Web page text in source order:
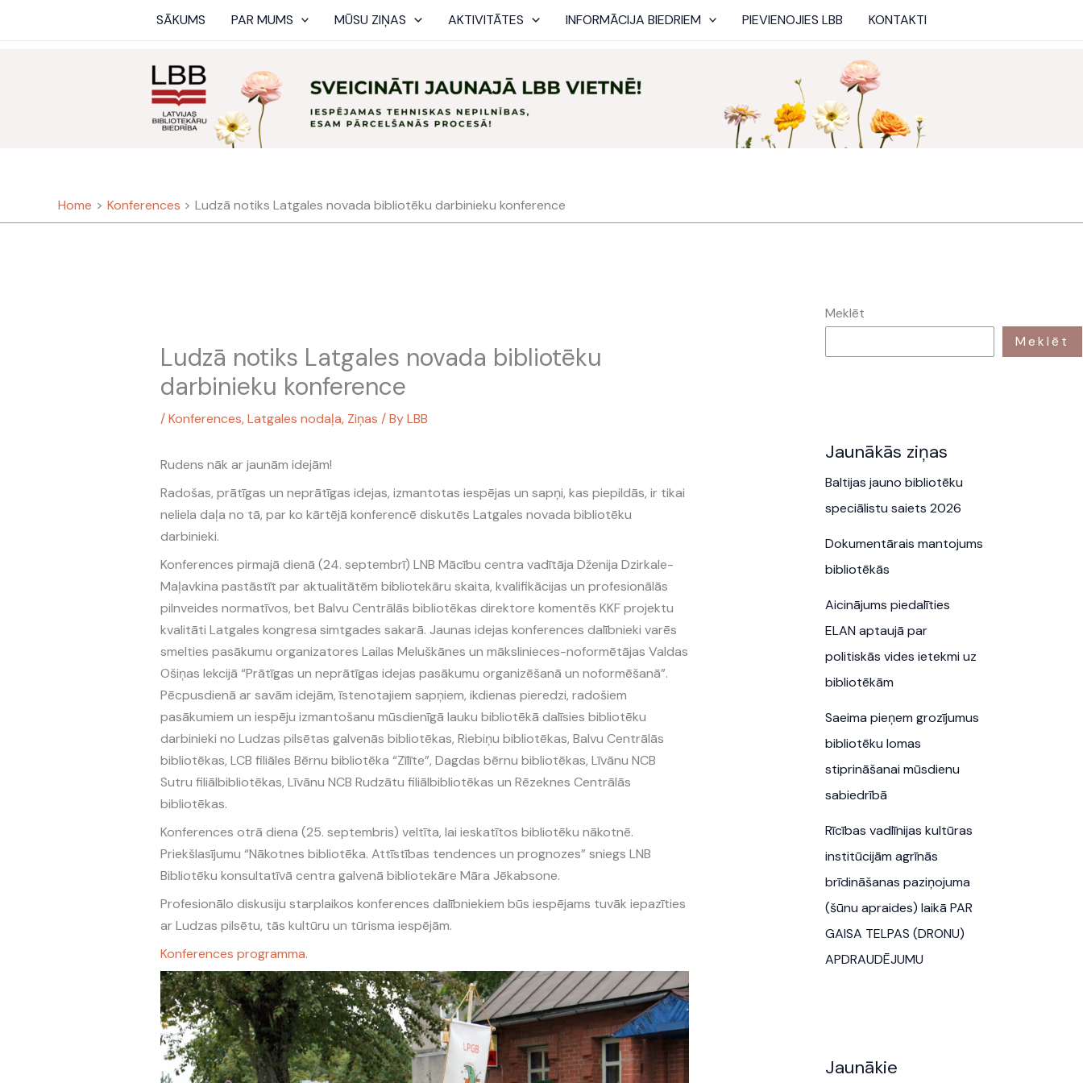
SĀKUMS PAR MUMS MŪSU ZIŅAS AKTIVITĀTES INFORMĀCIJA BIEDRIEM PIEVIENOJIES LBB KONTAKTI
Home Konferences Ludzā notiks Latgales novada bibliotēku darbinieku konference
Ludzā notiks Latgales novada bibliotēku
darbinieku konference
/Konferences,Latgales nodaļa, Ziņas / ByLBB
Rudens nāk ar jaunām idejām!
Radošas, prātīgas un neprātīgas idejas, izmantotas iespējas un sapņi, kas piepildās, ir tikai
neliela daļa no tā, par ko kārtējā konferencē diskutēs Latgales novada bibliotēku
darbinieki.
Konferences pirmajā dienā (24. septembrī) LNB Mācību centra vadītāja Dženija Dzirkale-
Maļavkina pastāstīt par aktualitātēm bibliotekāru skaita, kvalifikācijas un profesionālās
pilnveides normatīvos, bet Balvu Centrālās bibliotēkas direktore komentēs KKF projektu
kvalitāti Latgales kongresa simtgades sakarā. Jaunas idejas konferences dalībnieki varēs
smelties pasākumu organizatores Lailas Meluškānes un mākslinieces-noformētājas Valdas
Ošiņas lekcijā “Prātīgas un neprātīgas idejas pasākumu organizēšanā un noformēšanā”.
Pēcpusdienā ar savām idejām, īstenotajiem sapņiem, ikdienas pieredzi, radošiem
pasākumiem un iespēju izmantošanu mūsdienīgā lauku bibliotēkā dalīsies bibliotēku
darbinieki no Ludzas pilsētas galvenās bibliotēkas, Riebiņu bibliotēkas, Balvu Centrālās
bibliotēkas, LCB filiāles Bērnu bibliotēka “Zīlīte”, Dagdas bērnu bibliotēkas, Līvānu NCB
Sutru filiālbibliotēkas, Līvānu NCB Rudzātu filiālbibliotēkas un Rēzeknes Centrālās
bibliotēkas.
Konferences otrā diena (25. septembris) veltīta, lai ieskatītos bibliotēku nākotnē.
Priekšlasījumu “Nākotnes bibliotēka. Attīstības tendences un prognozes” sniegs LNB
Bibliotēku konsultatīvā centra galvenā bibliotekāre Māra Jēkabsone.
Profesionālo diskusiju starplaikos konferences dalībniekiem būs iespējams tuvāk iepazīties
ar Ludzas pilsētu, tās kultūru un tūrisma iespējām.
Konferences programma.
Meklēt
Meklēt
Jaunākās ziņas
Baltijas jauno bibliotēku
speciālistu saiets 2026
Dokumentārais mantojums
bibliotēkās
Aicinājums piedalīties
ELAN aptaujā par
politiskās vides ietekmi uz
bibliotēkām
Saeima pieņem grozījumus
bibliotēku lomas
stiprināšanai mūsdienu
sabiedrībā
Rīcības vadlīnijas kultūras
institūcijām agrīnās
brīdināšanas paziņojuma
(šūnu apraides) laikā PAR
GAISA TELPAS (DRONU)
APDRAUDĒJUMU
Jaunākie